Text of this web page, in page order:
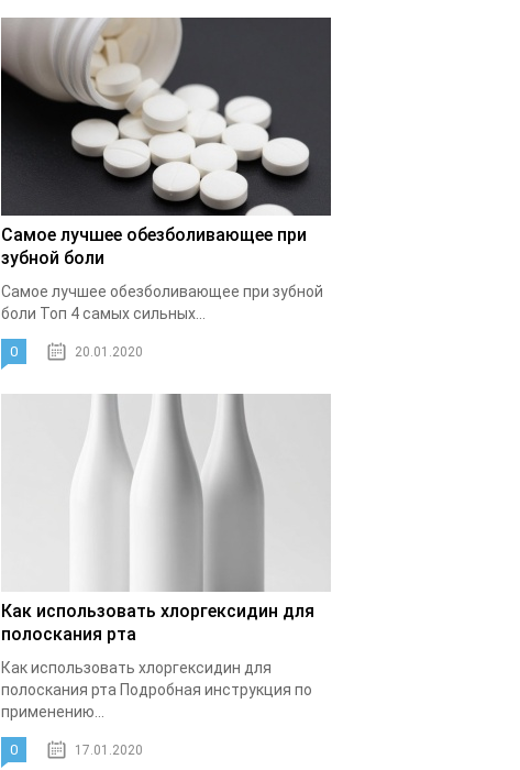
Самое лучшее обезболивающее при
зубной боли
Самое лучшее обезболивающее при зубной
боли Топ 4 самых сильных...
0 20.01.2020
Как использовать хлоргексидин для
полоскания рта
Как использовать хлоргексидин для
полоскания рта Подробная инструкция по
применению...
0 17.01.2020